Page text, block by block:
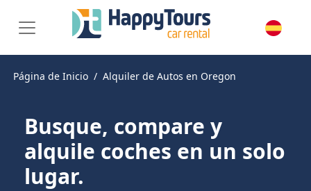
Página de Inicio Alquiler de Autos en Oregon
Busque, compare y
alquile coches en un solo
lugar.